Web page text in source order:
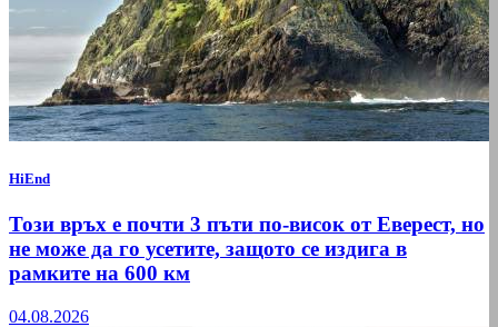
HiEnd
Този връх е почти 3 пъти по-висок от Еверест, но
не може да го усетите, защото се издига в
рамките на 600 км
04.08.2026